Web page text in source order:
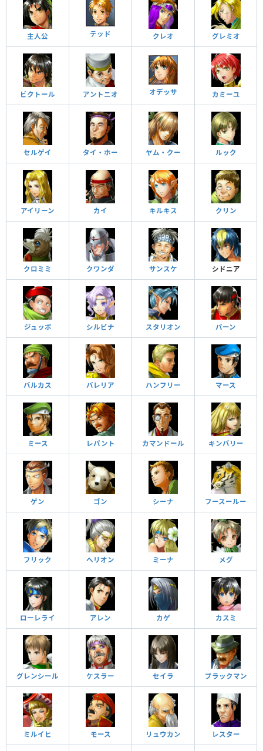
主人公 テッド クレオ グレミオ
ビクトール アントニオ オデッサ カミーユ
セルゲイ タイ・ホー ヤム・クー ルック
アイリーン カイ キルキス クリン
クロミミ クワンダ サンスケ シドニア
ジュッポ シルビナ スタリオン パーン
バルカス バレリア ハンフリー マース
ミース レパント カマンドール キンバリー
ゲン ゴン シーナ フースールー
フリック ヘリオン ミーナ メグ
ローレライ アレン カゲ カスミ
グレンシール ケスラー セイラ ブラックマン
ミルイヒ モース リュウカン レスター